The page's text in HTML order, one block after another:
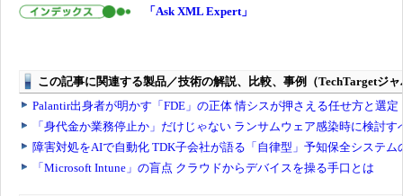
「Ask XML Expert」